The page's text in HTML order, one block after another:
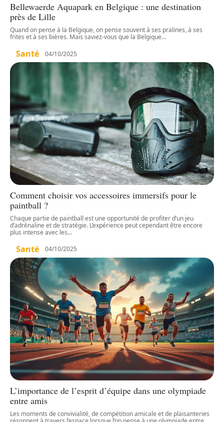
Bellewaerde Aquapark en Belgique : une destination
près de Lille
Quand on pense à la Belgique, on pense souvent à ses pralines, à ses
frites et à ses bières. Mais saviez-vous que la Belgique…
Santé 04/10/2025
Comment choisir vos accessoires immersifs pour le
paintball ?
Chaque partie de paintball est une opportunité de profiter d’un jeu
d’adrénaline et de stratégie. L’expérience peut cependant être encore
plus intense avec les…
Santé 04/10/2025
L’importance de l’esprit d’équipe dans une olympiade
entre amis
Les moments de convivialité, de compétition amicale et de plaisanteries